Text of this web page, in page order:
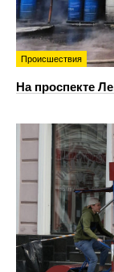
Происшествия
На проспекте